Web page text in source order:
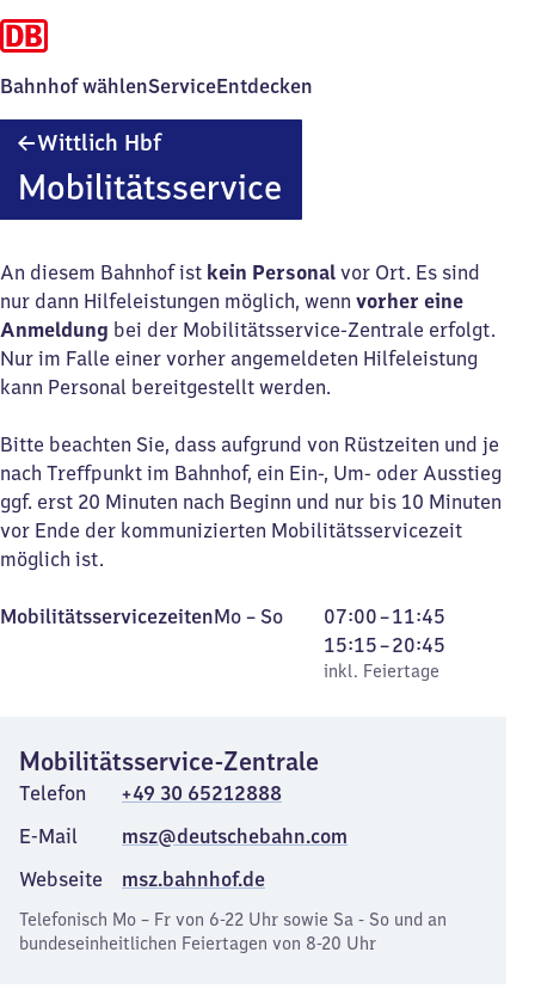
Bahnhof wählenServiceEntdecken
Wittlich HbfWittlich
Mobilitätsservice
An diesem Bahnhof ist kein Personal vor Ort. Es sind
nur dann Hilfeleistungen möglich, wenn vorher eine
Anmeldung bei der Mobilitätsservice-Zentrale erfolgt.
Nur im Falle einer vorher angemeldeten Hilfeleistung
kann Personal bereitgestellt werden.
Bitte beachten Sie, dass aufgrund von Rüstzeiten und je
nach Treffpunkt im Bahnhof, ein Ein-, Um- oder Ausstieg
ggf. erst 20 Minuten nach Beginn und nur bis 10 Minuten
vor Ende der kommunizierten Mobilitätsservicezeit
möglich ist.
MobilitätsservicezeitenMontag
Mo – So,
inkl. Feiertage
07:00–11:45
Von
7
Uhr
15:15–20:45
Von
15
Uhr
inkl. Feiertage
Mobilitätsservice-Zentrale
Telefon
+49 30 65212888
E-Mail
msz@deutschebahn.com
Webseite
msz.bahnhof.de
Telefonisch Mo – Fr von 6-22 Uhr sowie Sa - So und an
bundeseinheitlichen Feiertagen von 8-20 Uhr